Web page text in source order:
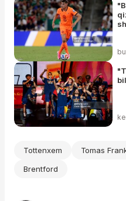
Tottenxem Tomas
Brentford